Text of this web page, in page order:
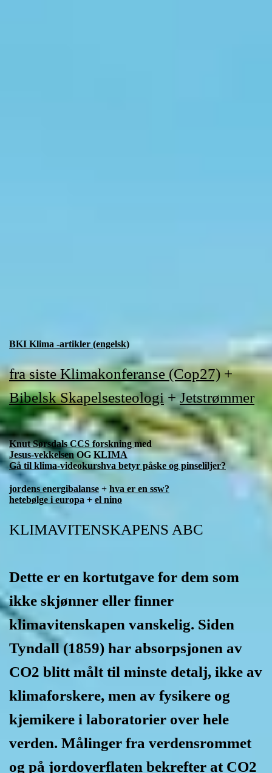
BKI Klima -artikler (engelsk)
fra siste Klimakonferanse (Cop27)+
Bibelsk Skapelsesteologi +Jetstrømmer
Knut Sørsdals CCS forskningmed
Jesus-vekkelsenOG KLIMA
Gå til klima-videokurshva betyr påske og pinseliljer?
jordens energibalanse + hva er en ssw?
hetebølge i europa + el nino
KLIMAVITENSKAPENS ABC
Dette er en kortutgave for dem som
ikke skjønner eller finner
klimavitenskapen vanskelig. Siden
Tyndall (1859) har absorpsjonen av
CO2 blitt målt til minste detalj, ikke av
klimaforskere, men av fysikere og
kjemikere i laboratorier over hele
verden. Målinger fra verdensrommet
og på jordoverflaten bekrefter at CO2